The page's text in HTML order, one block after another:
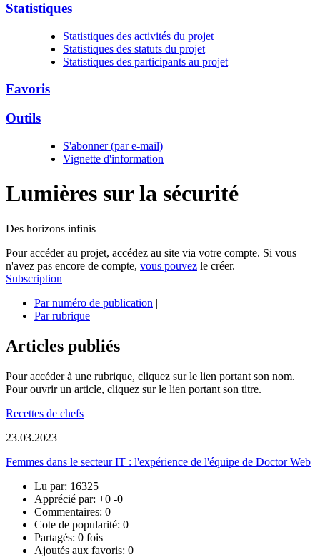
Statistiques
Statistiques des activités du projet
Statistiques des statuts du projet
Statistiques des participants au projet
Favoris
Outils
S'abonner (par e-mail)
Vignette d'information
Lumières sur la sécurité
Des horizons infinis
Pour accéder au projet, accédez au site via votre compte. Si vous
n'avez pas encore de compte, vous pouvez le créer.
Subscription
Par numéro de publication |
Par rubrique
Articles publiés
Pour accéder à une rubrique, cliquez sur le lien portant son nom.
Pour ouvrir un article, cliquez sur le lien portant son titre.
Recettes de chefs
23.03.2023
Femmes dans le secteur IT : l'expérience de l'équipe de Doctor Web
Lu par: 16325
Apprécié par: +0 -0
Commentaires: 0
Cote de popularité: 0
Partagés: 0 fois
Ajoutés aux favoris: 0